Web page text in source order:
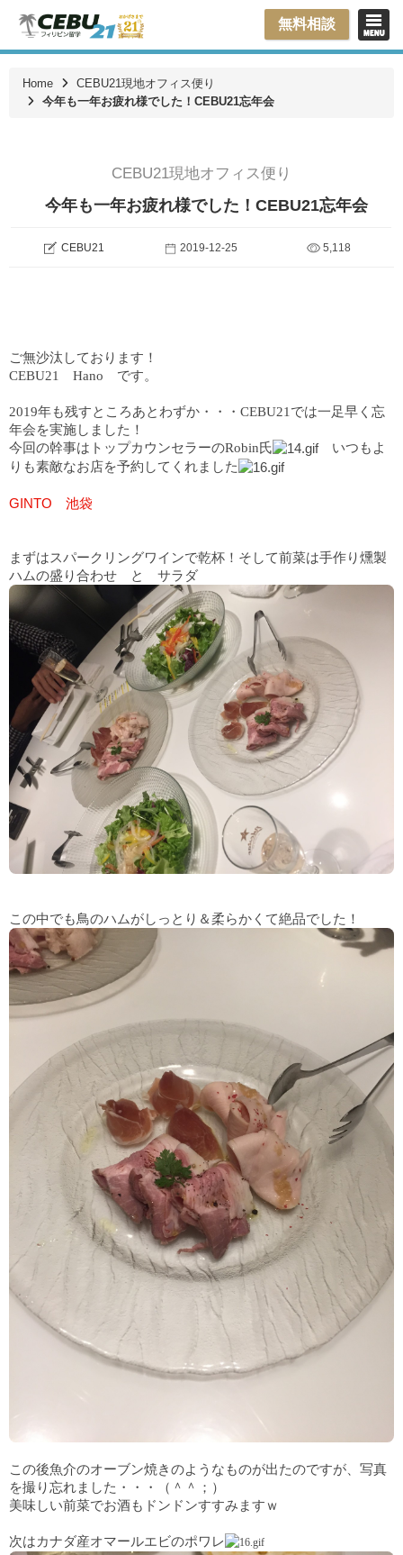
無料相談
Home
CEBU21現地オフィス便り
今年も一年お疲れ様でした！CEBU21忘年会
CEBU21現地オフィス便り
今年も一年お疲れ様でした！CEBU21忘年会
CEBU21 2019-12-25 5,118
ご無沙汰しております！
CEBU21 Hano です。
2019年も残すところあとわずか・・・CEBU21では一足早く忘
年会を実施しました！
今回の幹事はトップカウンセラーのRobin氏
いつもよ
りも素敵なお店を予約してくれました
GINTO 池袋
まずはスパークリングワインで乾杯！そして前菜は手作り燻製
ハムの盛り合わせ と サラダ
この中でも鳥のハムがしっとり＆柔らかくて絶品でした！
この後魚介のオーブン焼きのようなものが出たのですが、写真
を撮り忘れました・・・（＾＾；）
美味しい前菜でお酒もドンドンすすみますｗ
次はカナダ産オマールエビのポワレ